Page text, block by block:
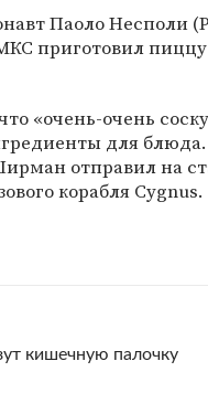
Несполи (Paolo Nespoli‏)
приготовил
«очень-очень
для блюда.
отправил на
корабля Cygnus.
кишечную палочку